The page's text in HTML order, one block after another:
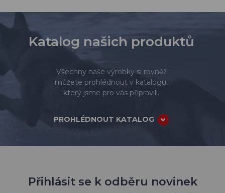
Katalog našich produktů
Všechny naše výrobky si rovněž
můžete prohlédnout v katalogu,
který jsme pro vás připravili.
PROHLÉDNOUT KATALOG
Přihlásit se k odběru novinek